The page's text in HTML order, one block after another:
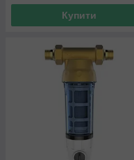
Купити